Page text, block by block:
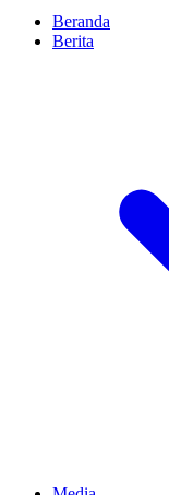
Beranda
Berita